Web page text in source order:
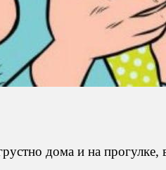
дома и на прогулке,